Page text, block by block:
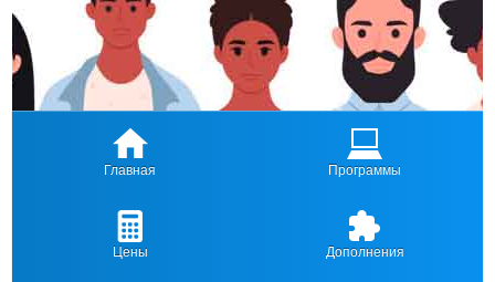
Главная Программы
Цены Дополнения